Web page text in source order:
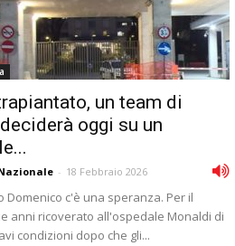
un team di
oggi su un
- 18 Febbraio 2026
Domenico c'è una speranza. Per il
anni ricoverato all'ospedale Monaldi di
condizioni dopo che gli...